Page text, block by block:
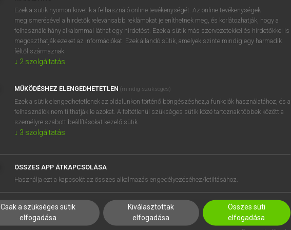
BELÉPÉS
regisztrálok ésbelépek.
REGISZTRÁCIÓ
FELHASZNÁLÓKNAK
MEGOLDÁSOK
SÚGÓ
RÓLUNK
SÜTI BEÁLLÍTÁSOK
Ezek a sütik nyomon követik a felhasználó online tevékenységét. Az online tevékenységek
megismerésével a hirdetők relevánsabb reklámokat jeleníthetnek meg, és korlátozhatják, hogy a
felhasználó hány alkalommal láthat egy hirdetést. Ezek a sütik más szervezetekkel és hirdetőkkel is
megoszthatják ezeket az információkat. Ezek állandó sütik, amelyek szinte mindig egy harmadik
féltől származnak.
↓ 2 szolgáltatás
MŰKÖDÉSHEZ ELENGEDHETETLEN (mindig szükséges)
Ezek a sütik elengedhetetlenek az oldalunkon történő böngészéshez,a funkciók használatához, és a
felhasználók nem tilthatják le azokat. A feltétlenül szükséges sütik közé tartoznak többek között a
személyre szabott beállításokat kezelő sütik.
↓ 3 szolgáltatás
ÖSSZES APP ÁTKAPCSOLÁSA
Használja ezt a kapcsolót az összes alkalmazás engedélyezéséhez/letiltásához.
Csak a szükséges sütik
elfogadása
Kiválasztottak
elfogadása
Összes süti
elfogadása